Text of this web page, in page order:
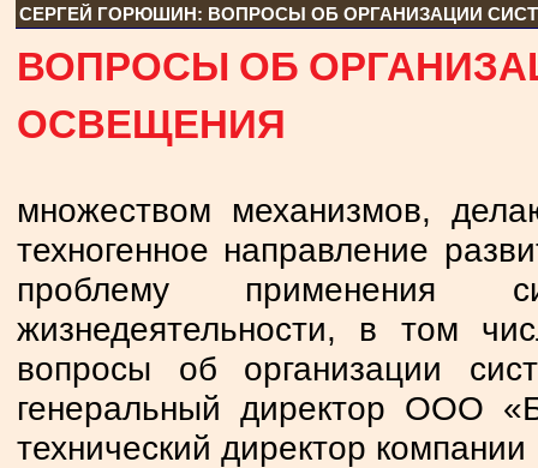
СЕРГЕЙ ГОРЮШИН: ВОПРОСЫ ОБ ОРГАНИЗАЦИИ
ВОПРОСЫ ОБ
ОСВЕЩЕНИЯ
множеством механизмов,
техногенное направление
проблему применения
жизнедеятельности, в том
вопросы об организации
генеральный директор ООО
технический директор